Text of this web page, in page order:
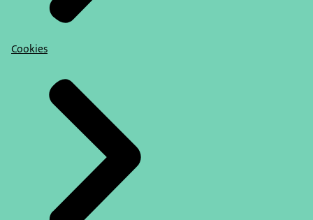
Cookies